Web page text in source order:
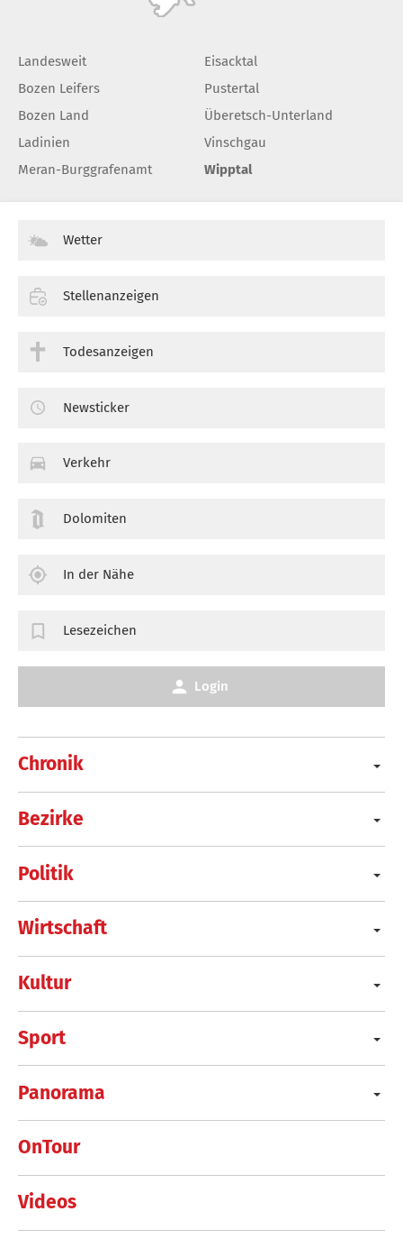
Landesweit
Bozen Leifers
Bozen Land
Ladinien
Meran-Burggrafenamt
Eisacktal
Pustertal
Überetsch-Unterland
Vinschgau
Wipptal
Chronik
Bezirke
Politik
Wirtschaft
Kultur
Sport
Panorama
OnTour
Videos
Wetter
Stellenanzeigen
Todesanzeigen
Newsticker
Verkehr
Dolomiten
In der Nähe
Lesezeichen
Login